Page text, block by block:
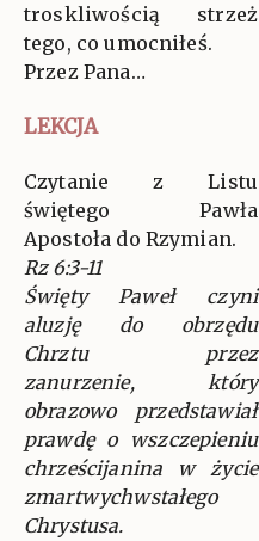
troskliwością strzeż
tego, co umocniłeś.
Przez Pana…
LEKCJA
Czytanie z Listu
świętego Pawła
Apostoła do Rzymian.
Rz 6:3-11
Święty Paweł czyni
aluzję do obrzędu
Chrztu przez
zanurzenie, który
obrazowo przedstawiał
prawdę o wszczepieniu
chrześcijanina w życie
zmartwychwstałego
Chrystusa.